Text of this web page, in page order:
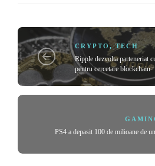
CRYPTO,TECH
Ripple dezvolta parteneriat
pentru cercetare blockchain
PS4 a depasit 100 de milioane de